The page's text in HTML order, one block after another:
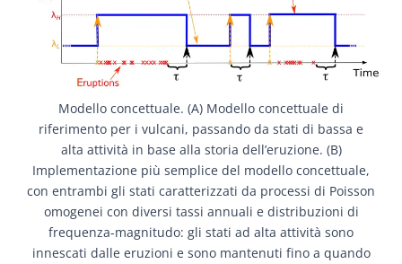
Modello concettuale. (A) Modello concettuale di
riferimento per i vulcani, passando da stati di bassa e
alta attività in base alla storia dell’eruzione. (B)
Implementazione più semplice del modello concettuale,
con entrambi gli stati caratterizzati da processi di Poisson
omogenei con diversi tassi annuali e distribuzioni di
frequenza-magnitudo: gli stati ad alta attività sono
innescati dalle eruzioni e sono mantenuti fino a quando